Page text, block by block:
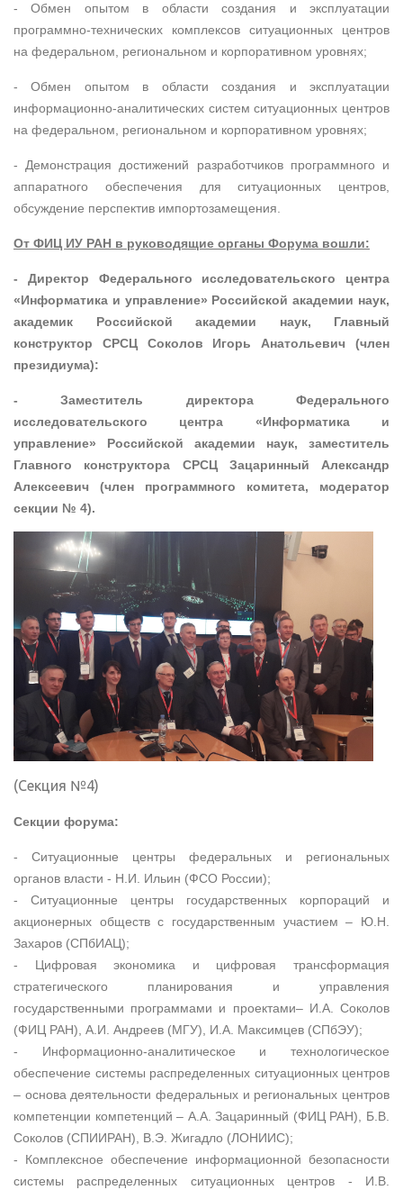
- Обмен опытом в области создания и эксплуатации
программно-технических комплексов ситуационных центров
на федеральном, региональном и корпоративном уровнях;
- Обмен опытом в области создания и эксплуатации
информационно-аналитических систем ситуационных центров
на федеральном, региональном и корпоративном уровнях;
- Демонстрация достижений разработчиков программного и
аппаратного обеспечения для ситуационных центров,
обсуждение перспектив импортозамещения.
От ФИЦ ИУ РАН в руководящие органы Форума вошли:
- Директор Федерального исследовательского центра
«Информатика и управление» Российской академии наук,
академик Российской академии наук, Главный
конструктор СРСЦ Соколов Игорь Анатольевич (член
президиума):
- Заместитель директора Федерального
исследовательского центра «Информатика и
управление» Российской академии наук, заместитель
Главного конструктора СРСЦ Зацаринный Александр
Алексеевич (член программного комитета, модератор
секции № 4).
(Секция №4)
Секции форума:
- Ситуационные центры федеральных и региональных
органов власти - Н.И. Ильин (ФСО России);
- Ситуационные центры государственных корпораций и
акционерных обществ с государственным участием – Ю.Н.
Захаров (СПбИАЦ);
- Цифровая экономика и цифровая трансформация
стратегического планирования и управления
государственными программами и проектами– И.А. Соколов
(ФИЦ РАН), А.И. Андреев (МГУ), И.А. Максимцев (СПбЭУ);
- Информационно-аналитическое и технологическое
обеспечение системы распределенных ситуационных центров
– основа деятельности федеральных и региональных центров
компетенции компетенций – А.А. Зацаринный (ФИЦ РАН), Б.В.
Соколов (СПИИРАН), В.Э. Жигадло (ЛОНИИС);
- Комплексное обеспечение информационной безопасности
системы распределенных ситуационных центров - И.В.